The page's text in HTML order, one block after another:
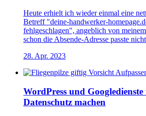
Heute erhielt ich wieder einmal eine
Betreff "deine-handwerker-
fehlgeschlagen", angeblich von
schon die Absende-Adresse passte
28. Apr. 2023
WordPress und
Datenschutz machen